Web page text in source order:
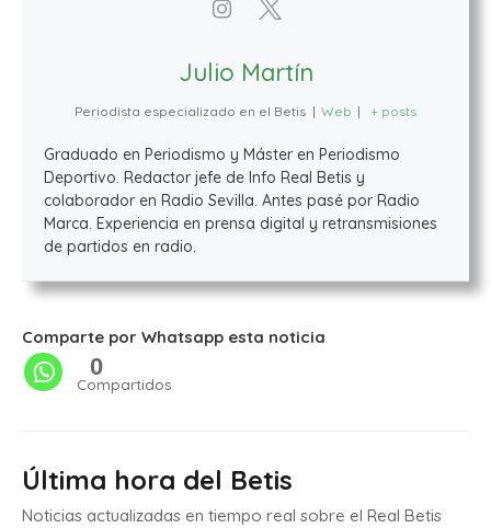
Julio Martín
Periodista especializado en el Betis | Web | + posts
Graduado en Periodismo y Máster en Periodismo
Deportivo. Redactor jefe de Info Real Betis y
colaborador en Radio Sevilla. Antes pasé por Radio
Marca. Experiencia en prensa digital y retransmisiones
de partidos en radio.
Comparte por Whatsapp esta noticia
0
Compartidos
Última hora del Betis
Noticias actualizadas en tiempo real sobre el Real Betis